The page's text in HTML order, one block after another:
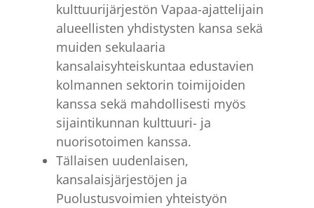
kulttuurijärjestön Vapaa-ajattelijain
alueellisten yhdistysten kansa sekä
muiden sekulaaria
kansalaisyhteiskuntaa edustavien
kolmannen sektorin toimijoiden
kanssa sekä mahdollisesti myös
sijaintikunnan kulttuuri- ja
nuorisotoimen kanssa.
Tällaisen uudenlaisen,
kansalaisjärjestöjen ja
Puolustusvoimien yhteistyön